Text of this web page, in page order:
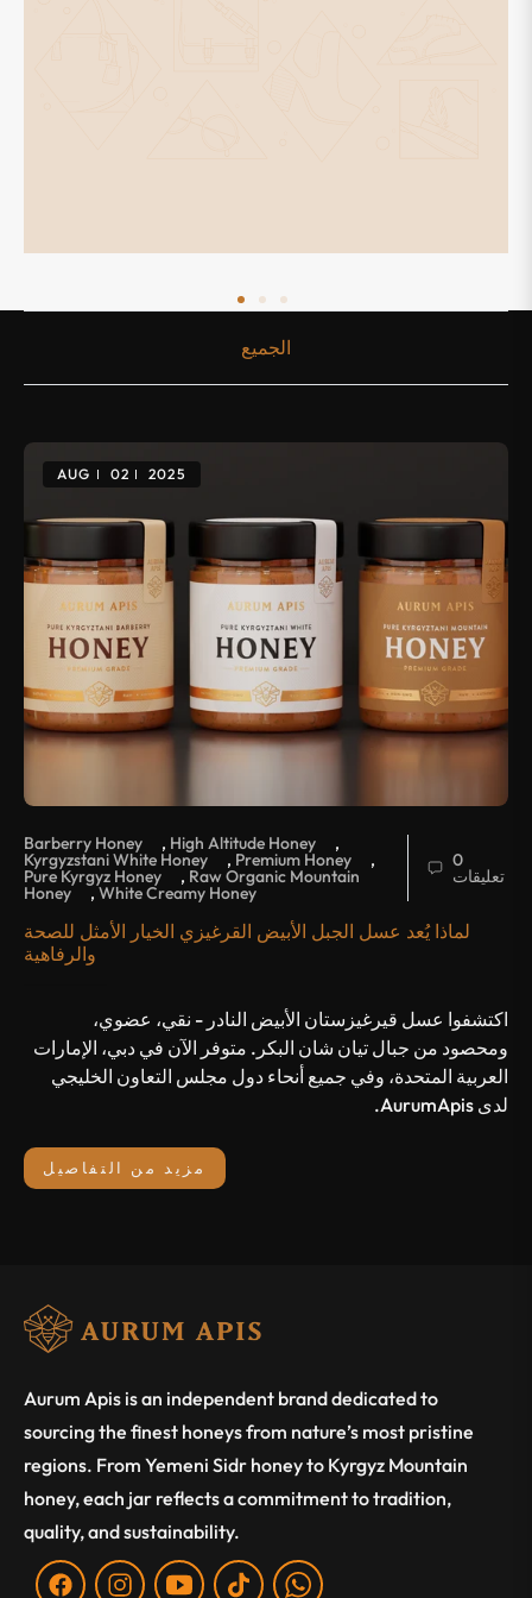
الجميع
AUG 02 2025
Barberry Honey , High Altitude Honey ,
Kyrgyzstani White Honey , Premium Honey ,
Pure Kyrgyz Honey , Raw Organic Mountain
Honey ,White Creamy Honey
0
تعليقات
لماذا يُعد عسل الجبل الأبيض القرغيزي الخيار الأمثل للصحة
والرفاهية
اكتشفوا عسل قيرغيزستان الأبيض النادر - نقي، عضوي،
ومحصود من جبال تيان شان البكر. متوفر الآن في دبي، الإمارات
العربية المتحدة، وفي جميع أنحاء دول مجلس التعاون الخليجي
لدى AurumApis.
مزيد من التفاصيل
Aurum Apis is an independent brand dedicated to
sourcing the finest honeys from nature’s most pristine
regions. From Yemeni Sidr honey to Kyrgyz Mountain
honey, each jar reflects a commitment to tradition,
quality, and sustainability.